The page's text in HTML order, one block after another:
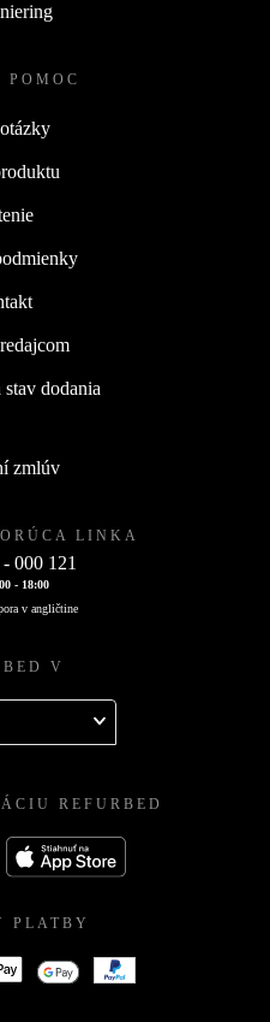
POMOC
dodania
zmlúv
LINKA
000 121
- 18:00
v angličtine
V
REFURBED
PLATBY